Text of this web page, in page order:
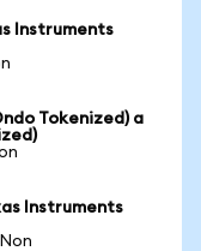
Instruments
Tokenized) a
Instruments